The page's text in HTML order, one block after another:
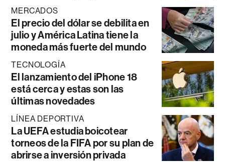
MERCADOS
El precio del dólar se debilita en
julio y América Latina tiene la
moneda más fuerte del mundo
TECNOLOGÍA
El lanzamiento del iPhone 18
está cerca y estas son las
últimas novedades
LÍNEA DEPORTIVA
La UEFA estudia boicotear
torneos de la FIFA por su plan de
abrirse a inversión privada